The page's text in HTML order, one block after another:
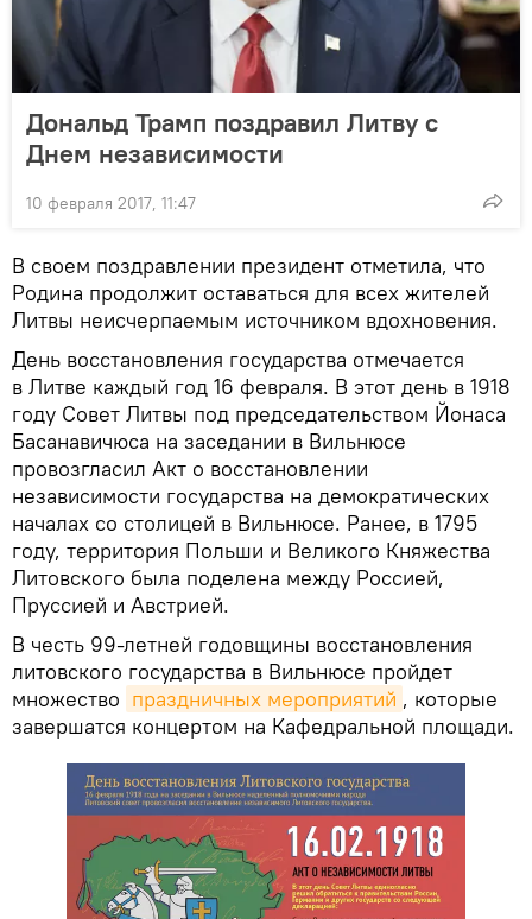
Дональд Трамп поздравил Литву с
Днем независимости
10 февраля 2017, 11:47
В своем поздравлении президент отметила, что
Родина продолжит оставаться для всех жителей
Литвы неисчерпаемым источником вдохновения.
День восстановления государства отмечается
в Литве каждый год 16 февраля. В этот день в 1918
году Совет Литвы под председательством Йонаса
Басанавичюса на заседании в Вильнюсе
провозгласил Акт о восстановлении
независимости государства на демократических
началах со столицей в Вильнюсе. Ранее, в 1795
году, территория Польши и Великого Княжества
Литовского была поделена между Россией,
Пруссией и Австрией.
В честь 99-летней годовщины восстановления
литовского государства в Вильнюсе пройдет
множество праздничных мероприятий , которые
завершатся концертом на Кафедральной площади.